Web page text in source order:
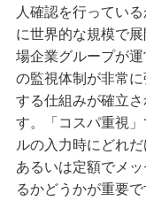
人確認を行ってい
に世界的な規模で
場企業グループが
の監視体制が非常
する仕組みが確立
す。「コスパ重視
ルの入力時にどれ
あるいは定額でメ
るかどうかが重要